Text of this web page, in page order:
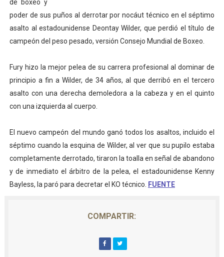
Mundial de piragüismo slalom 2026 (Oklahoma City,
Tour de Francia masculino 2026 - Tadej Pogacar
Copa del Mundo femenina 2026 - Estados Unidos
Campeonato de Europa de saltos 2026 (París,
de boxeo y
poder de sus puños al derrotar por nocáut técnico en el séptimo
asalto al estadounidense Deontay Wilder, que perdió el título de
campeón del peso pesado, versión Consejo Mundial de Boxeo.
Fury hizo la mejor pelea de su carrera profesional al dominar de
principio a fin a Wilder, de 34 años, al que derribó en el tercero
asalto con una derecha demoledora a la cabeza y en el quinto
con una izquierda al cuerpo.
El nuevo campeón del mundo ganó todos los asaltos, incluido el
séptimo cuando la esquina de Wilder, al ver que su pupilo estaba
completamente derrotado, tiraron la toalla en señal de abandono
y de inmediato el árbitro de la pelea, el estadounidense Kenny
Bayless, la paró para decretar el KO técnico.
FUENTE
COMPARTIR: